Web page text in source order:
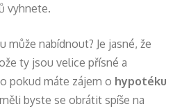
vyhnete.
může nabídnout? Je jasné, že
ty jsou velice přísné a
pokud máte zájem o hypotéku
byste se obrátit spíše na